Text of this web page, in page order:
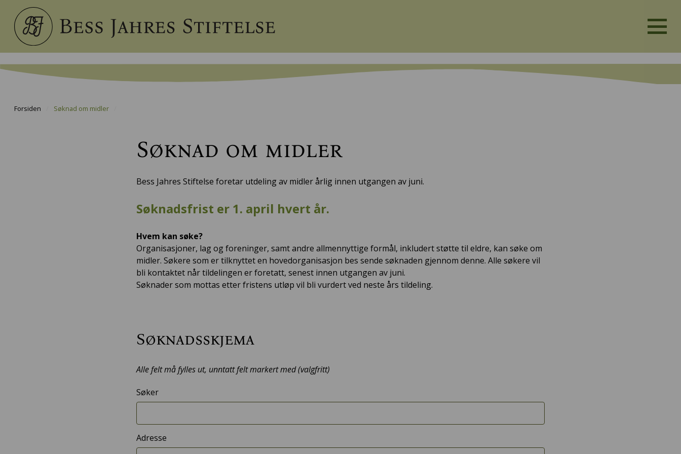
Forsiden Søknad om midler
Søknad om midler
Bess Jahres Stiftelse foretar utdeling av midler årlig innen utgangen av juni.
Søknadsfrist er 1. april hvert år.
Hvem kan søke?
Organisasjoner, lag og foreninger, samt andre allmennyttige formål, inkludert støtte til eldre, kan søke om
midler. Søkere som er tilknyttet en hovedorganisasjon bes sende søknaden gjennom denne. Alle søkere vil
bli kontaktet når tildelingen er foretatt, senest innen utgangen av juni.
Søknader som mottas etter fristens utløp vil bli vurdert ved neste års tildeling.
Søknadsskjema
Alle felt må fylles ut, unntatt felt markert med (valgfritt)
Søker
Adresse